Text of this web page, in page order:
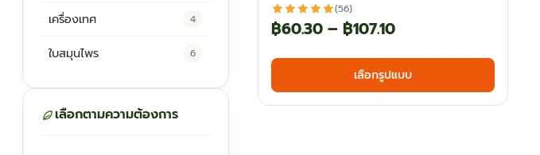
เครื่องเทศ 4
ใบสมุนไพร 6
เลือกตามความต้องการ
(56)
฿60.30 – ฿107.10Price
range:
฿60.30
through
เลือกรูปแบบ
This
has